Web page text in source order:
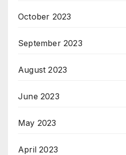
October 2023
September 2023
August 2023
June 2023
May 2023
April 2023